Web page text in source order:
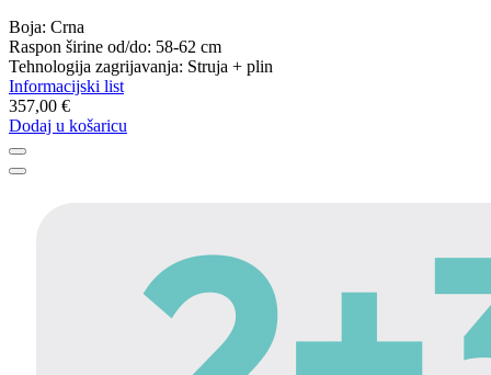
Boja: Crna
Raspon širine od/do: 58-62 cm
Tehnologija zagrijavanja: Struja + plin
Informacijski list
357,00 €
Dodaj u košaricu